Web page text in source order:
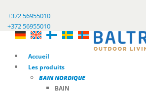
+372 56955010
+372 56955010
Accueil
Les produits
BAIN NORDIQUE
BAIN